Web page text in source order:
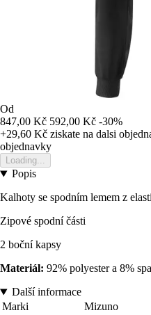
Od
847,00 Kč 592,00 Kč -30%
+29,60 Kč ziskate na dalsi
objednavky
Loading...
Popis
Kalhoty se spodním lemem z
Zipové spodní části
2 boční kapsy
Materiál: 92% polyester a 8%
Další informace
Marki
Mizuno